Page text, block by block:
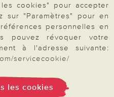
cookies" pour accepter
sur "Paramètres" pour en
personnelles en
pouvez révoquer votre
à l'adresse suivante:
servicecookie/
les cookies